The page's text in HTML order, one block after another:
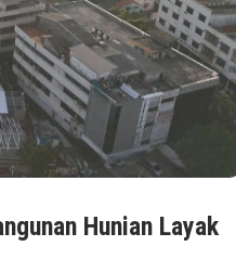
Hunian Layak